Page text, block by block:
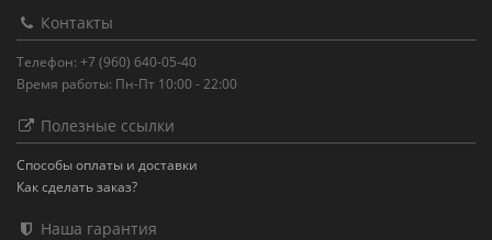
Контакты
Телефон: +7 (960) 640-05-40
Время работы: Пн-Пт 10:00 - 22:00
Полезные ссылки
Способы оплаты и доставки
Как сделать заказ?
Наша гарантия